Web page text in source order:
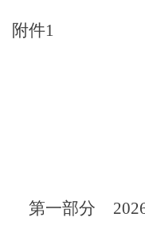
附件1
第一部分